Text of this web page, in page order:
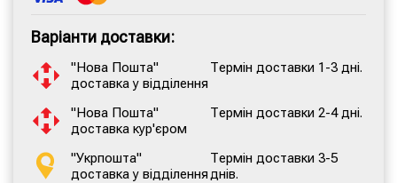
Варіанти доставки:
"Нова Пошта"
доставка у відділення
Термін доставки 1-3 дні.
"Нова Пошта"
доставка кур'єром
Термін доставки 2-4 дні.
"Укрпошта"
доставка у відділення
Термін доставки 3-5
днів.